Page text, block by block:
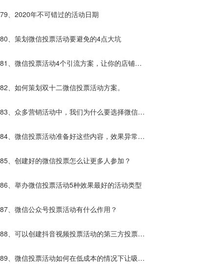
79、2020年不可错过的活动日期
80、策划微信投票活动要避免的4点大坑
81、微信投票活动4个引流方案，让你的店铺客
流增加10倍
82、如何策划双十二微信投票活动方案。
83、众多营销活动中，我们为什么要选择微信投
票活动？
84、微信投票活动准备好这些内容，效果异常的
85、创建好的微信投票怎么让更多人参加？
86、举办微信投票活动5种效果最好的活动类型
87、微信公众号投票活动有什么作用？
88、可以创建抖音视频投票活动的第三方投票平
台哪些靠谱？
89、微信投票活动如何在低成本的情况下让吸粉